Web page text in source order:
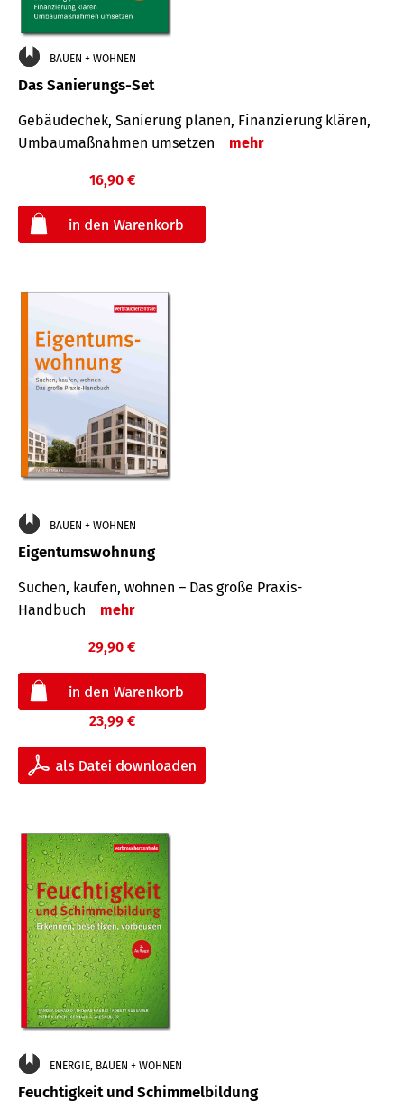
BAUEN + WOHNEN
Das Sanierungs-Set
Gebäudechek, Sanierung planen, Finanzierung klären,
Umbaumaßnahmen umsetzen
mehr
16,90 €
BAUEN + WOHNEN
Eigentumswohnung
Suchen, kaufen, wohnen – Das große Praxis-
Handbuch
mehr
29,90 €
23,99 €
ENERGIE, BAUEN + WOHNEN
Feuchtigkeit und Schimmelbildung